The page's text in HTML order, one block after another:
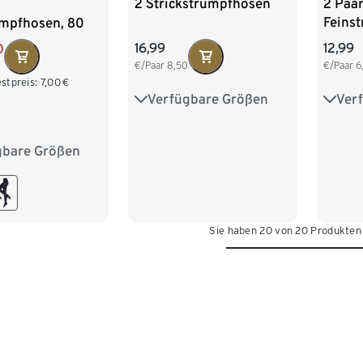
80
7,00€
Größen
M 40/42
2 Strickstrumpfhosen
16,99
€/Paar8,50
Verfügbare Größen
S 36/38 M 40/42
2 Paar
DEN
12,99
€/Paar
S 36/
Sie haben 20 von 20 Produkten